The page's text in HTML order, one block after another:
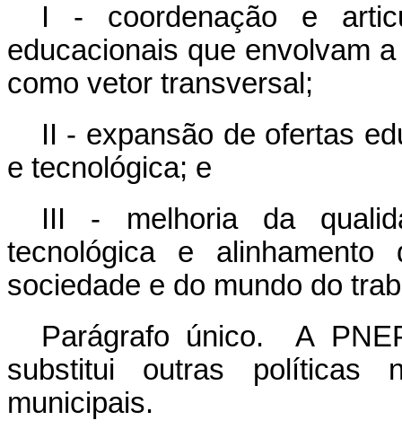
I - coordenação e
educacionais que envolvam
como vetor transversal;
II - expansão de ofertas
e tecnológica; e
III - melhoria da
tecnológica e
sociedade e do mundo do
Parágrafo único. A
substitui
outras políticas
municipais.